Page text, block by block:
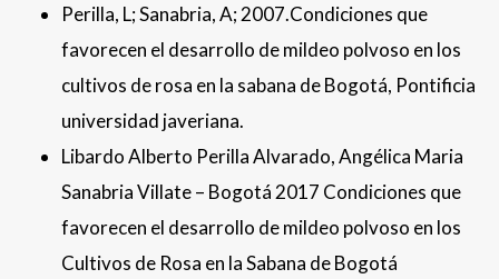
Perilla, L; Sanabria, A; 2007.Condiciones que
favorecen el desarrollo de mildeo polvoso en los
cultivos de rosa en la sabana de Bogotá, Pontificia
universidad javeriana.
Libardo Alberto Perilla Alvarado, Angélica Maria
Sanabria Villate – Bogotá 2017 Condiciones que
favorecen el desarrollo de mildeo polvoso en los
Cultivos de Rosa en la Sabana de Bogotá